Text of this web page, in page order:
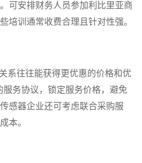
可安排财务人员参加利比里亚商
培训通常收费合理且针对性强。
往往能获得更优惠的价格和优
务协议，锁定服务价格，避免
感器企业还可考虑联合采购服
本。